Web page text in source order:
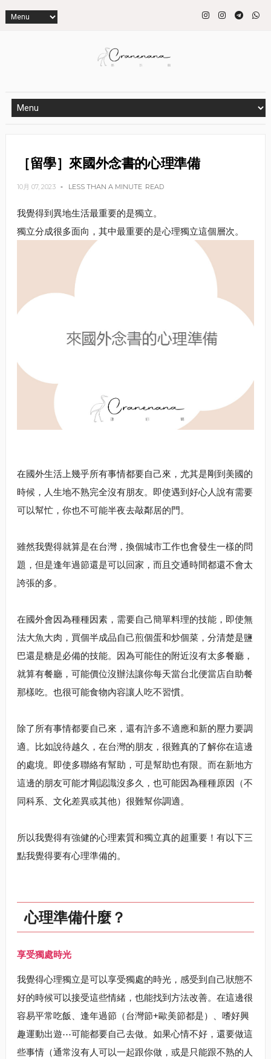
［留學］來國外念書的心理準備
10月 07, 2023 LESS THAN A MINUTE READ
我覺得到異地生活最重要的是獨立。
獨立分成很多面向，其中最重要的是心理獨立這個層次。
在國外生活上幾乎所有事情都要自己來，尤其是剛到美國的
時候，人生地不熟完全沒有朋友。即使遇到好心人說有需要
可以幫忙，你也不可能半夜去敲鄰居的門。
雖然我覺得就算是在台灣，換個城市工作也會發生一樣的問
題，但是逢年過節還是可以回家，而且交通時間都還不會太
誇張的多。
在國外會因為種種因素，需要自己簡單料理的技能，即使無
法大魚大肉，買個半成品自己煎個蛋和炒個菜，分清楚是鹽
巴還是糖是必備的技能。因為可能住的附近沒有太多餐廳，
就算有餐廳，可能價位沒辦法讓你每天當台北便當店自助餐
那樣吃。也很可能食物內容讓人吃不習慣。
除了所有事情都要自己來，還有許多不適應和新的壓力要調
適。比如說待越久，在台灣的朋友，很難真的了解你在這邊
的處境。即使多聯絡有幫助，可是幫助也有限。而在新地方
這邊的朋友可能才剛認識沒多久，也可能因為種種原因（不
同科系、文化差異或其他）很難幫你調適。
所以我覺得有強健的心理素質和獨立真的超重要！有以下三
點我覺得要有心理準備的。
心理準備什麼？
享受獨處時光
我覺得心理獨立是可以享受獨處的時光，感受到自己狀態不
好的時候可以接受這些情緒，也能找到方法改善。在這邊很
容易平常吃飯、逢年過節（台灣節+歐美節都是）、嗜好興
趣運動出遊⋯可能都要自己去做。如果心情不好，還要做這
些事情（通常沒有人可以一起跟你做，或是只能跟不熟的人